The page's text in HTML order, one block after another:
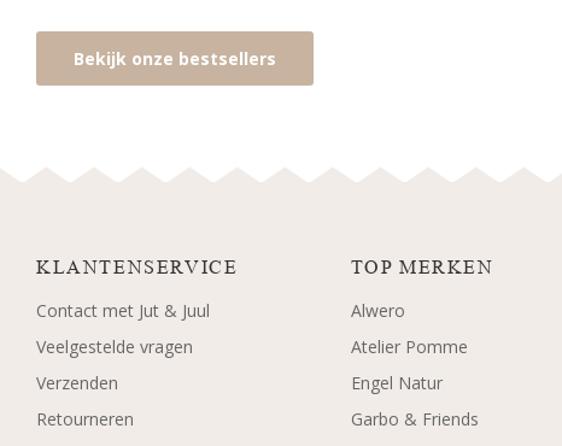
Bekijk onze bestsellers
KLANTENSERVICE
Contact met Jut & Juul
Veelgestelde vragen
Verzenden
Retourneren
TOP MERKEN
Alwero
Atelier Pomme
Engel Natur
Garbo & Friends